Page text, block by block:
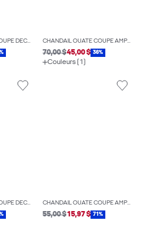
CHANDAIL OUATÉ COUPE DÉCONTRACTÉE CHANDAIL OUATÉ COUPE AMPLE
70,00 $45,00 $ 36%
Couleurs (1)
CHANDAIL OUATÉ COUPE DÉCONTRACTÉE CHANDAIL OUATÉ COUPE AMPLE ÉCOURTÉE
55,00 $15,97 $ 71%